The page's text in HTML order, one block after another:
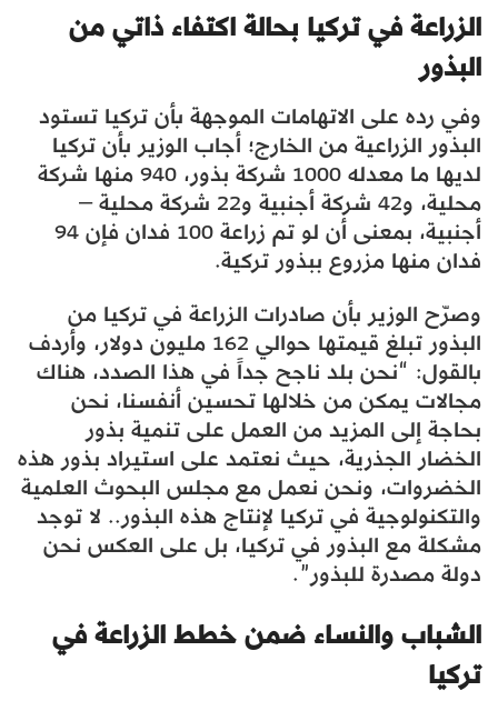
الزراعة في تركيا بحالة اكتفاء ذاتي من
البذور
وفي رده على الاتهامات الموجهة بأن تركيا تستود
البذور الزراعية من الخارج؛ أجاب الوزير بأن تركيا
لديها ما معدله 1000 شركة بذور، 940 منها شركة
محلية، و42 شركة أجنبية و22 شركة محلية –
أجنبية، بمعنى أن لو تم زراعة 100 فدان فإن 94
فدان منها مزروع ببذور تركية.
وصرّح الوزير بأن صادرات الزراعة في تركيا من
البذور تبلغ قيمتها حوالي 162 مليون دولار، وأردف
بالقول: “نحن بلد ناجح جداً في هذا الصدد، هناك
مجالات يمكن من خلالها تحسين أنفسنا، نحن
بحاجة إلى المزيد من العمل على تنمية بذور
الخضار الجذرية، حيث نعتمد على استيراد بذور هذه
الخضروات، ونحن نعمل مع مجلس البحوث العلمية
والتكنولوجية في تركيا لإنتاج هذه البذور.. لا توجد
مشكلة مع البذور في تركيا، بل على العكس نحن
دولة مصدرة للبذور”.
الشباب والنساء ضمن خطط الزراعة في
تركيا